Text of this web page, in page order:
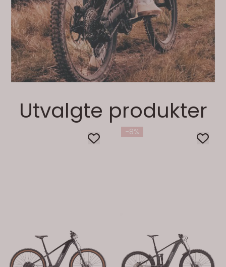
Utvalgte produkter
-8%